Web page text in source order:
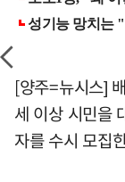
[양주=뉴시스]
세 이상 시민을
자를 수시 모집